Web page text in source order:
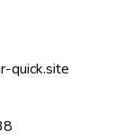
quick.site